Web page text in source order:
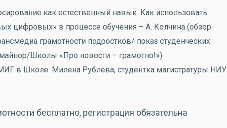
как естественный навык. Как использовать
цифровых» в процессе обучения – А. Колчина (обзор
грамотности подростков/ показ студенческих
Школы «Про новости – грамотно!»)
в Школе. Милена Рублева, студентка магистратуры НИУ
бесплатно, регистрация обязательна